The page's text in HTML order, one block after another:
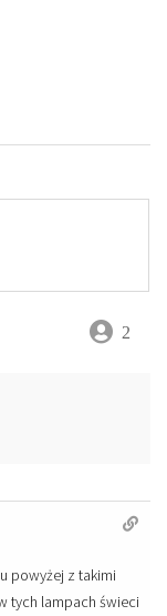
2
powyżej z takimi
tych lampach świeci